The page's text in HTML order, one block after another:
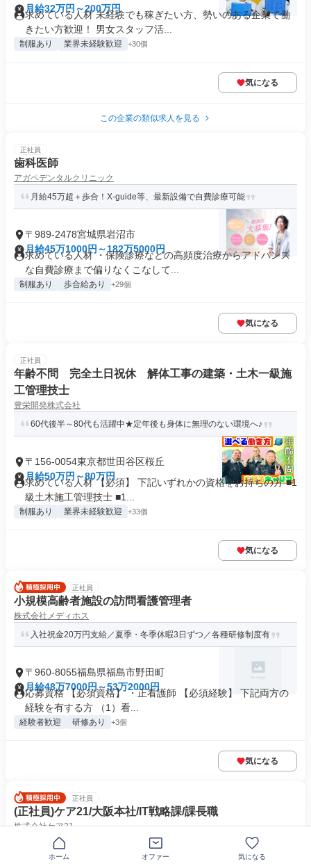
月給32万円～200万円
求めている人材 未経験でも稼ぎたい方、勢いのある企業で働
きたい方歓迎！ 男女スタッフ活...
制服あり 業界未経験歓迎 +30個
気になる
この企業の類似求人を見る
正社員
歯科医師
アガペデンタルクリニック
月給45万超＋歩合！X-guide等、最新設備で自費診療可能
〒989-2478宮城県岩沼市
月給45万1000円～182万5000円
求めている人材 ・保険診療などの高頻度治療からアドバンス
な自費診療まで偏りなくこなして...
制服あり 歩合給あり +29個
気になる
正社員
年齢不問 完全土日祝休 解体工事の建築・土木一級施
工管理技士
豊栄開発株式会社
60代後半～80代も活躍中★定年後も身体に無理のない環境へ♪
〒156-0054東京都世田谷区桜丘
月給50万円～80万円
求めている人材 【必須】 下記いずれかの資格をお持ちの方 ■1
級土木施工管理技士 ■1...
制服あり 業界未経験歓迎 +33個
気になる
正社員
小規模高齢者施設の訪問看護管理者
株式会社メディホス
入社祝金20万円支給／夏季・冬季休暇3日ずつ／各種研修制度有
〒960-8055福島県福島市野田町
月給48万7000円～53万2000円
応募資格 【必須資格】 ・正看護師 【必須経験】 下記両方の
経験を有する方 （1）看...
経験者歓迎 研修あり +3個
気になる
正社員
(正社員)ケア21/大阪本社/IT戦略課/課長職
株式会社ケア21
事務職課長求人/福利厚生◎/社内SE＆マネジメント
ホーム オファー 気になる